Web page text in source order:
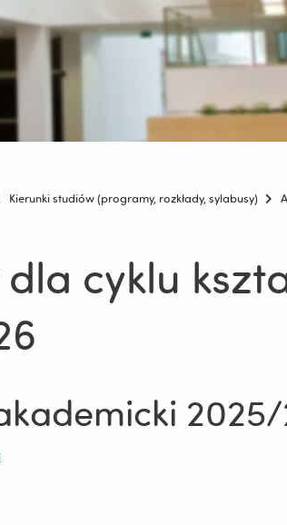
Kierunki studiów (programy, rozkłady, sylabusy)
cyklu